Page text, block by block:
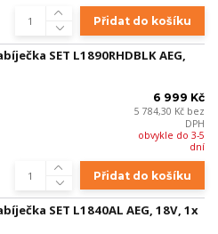
Přidat do košíku
SET L1890RHDBLK AEG,
6 999 Kč
5 784,30 Kč bez
DPH
obvykle do 3-5
dní
Přidat do košíku
SET L1840AL AEG, 18V, 1x